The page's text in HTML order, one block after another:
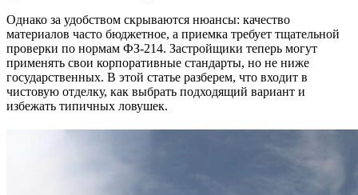
Однако за удобством скрываются нюансы: качество
материалов часто бюджетное, а приемка требует тщательной
проверки по нормам ФЗ-214. Застройщики теперь могут
применять свои корпоративные стандарты, но не ниже
государственных. В этой статье разберем, что входит в
чистовую отделку, как выбрать подходящий вариант и
избежать типичных ловушек.